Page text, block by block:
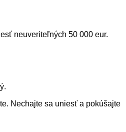
neuveriteľných 50 000 eur.
Nechajte sa uniesť a pokúšajte